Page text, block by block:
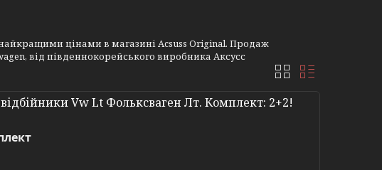
цінами в магазині Acsuss Original. Продаж
від південнокорейського виробника Аксусс
Vw Lt Фольксваген Лт. Комплект: 2+2!